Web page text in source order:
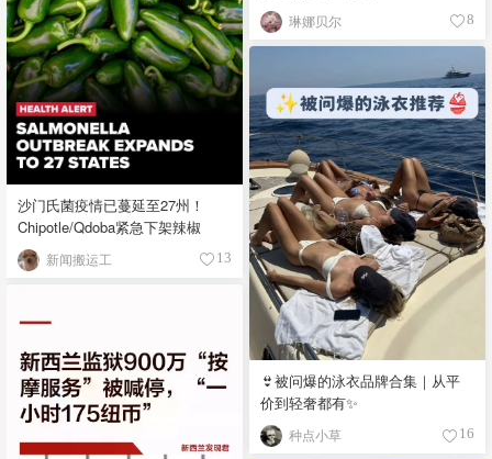
琳娜贝尔 8
沙门氏菌疫情已蔓延至27州！
Chipotle/Qdoba紧急下架辣椒
新闻搬运工 13
👙被问爆的泳衣品牌合集｜从平
价到轻奢都有✨
种点小草 16